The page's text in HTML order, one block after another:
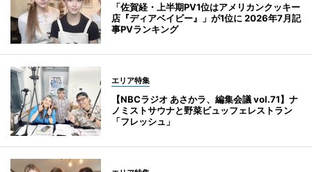
「佐賀経・上半期PV1位はアメリカンクッキー
店『ディアベイビー』」が1位に 2026年7月記
事PVランキング
エリア特集
【NBCラジオ あさかラ、編集会議 vol.71】ナ
ノミストサウナと野菜ビュッフェレストラン
「フレッシュ」